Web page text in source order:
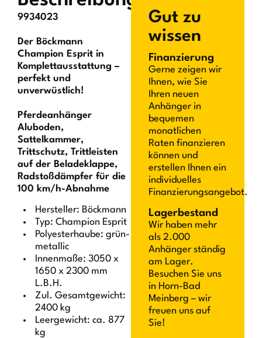
9934023
Der Böckmann
Champion Esprit in
Komplettausstattung –
perfekt und
unverwüstlich!
Pferdeanhänger
Aluboden,
Sattelkammer,
Trittschutz, Trittleisten
auf der Beladeklappe,
Radstoßdämpfer für die
100 km/h-Abnahme
Hersteller: Böckmann
Typ: Champion Esprit
Polyesterhaube: grün-
metallic
Innenmaße: 3050 x
1650 x 2300 mm
L.B.H.
Zul. Gesamtgewicht:
2400 kg
Leergewicht: ca. 877
kg
Gut zu
wissen
Finanzierung
Gerne zeigen wir
Ihnen, wie Sie
Ihren neuen
Anhänger in
bequemen
monatlichen
Raten finanzieren
können und
erstellen Ihnen ein
individuelles
Finanzierungsangebot.
Lagerbestand
Wir haben mehr
als 2.000
Anhänger ständig
am Lager.
Besuchen Sie uns
in Horn-Bad
Meinberg – wir
freuen uns auf
Sie!